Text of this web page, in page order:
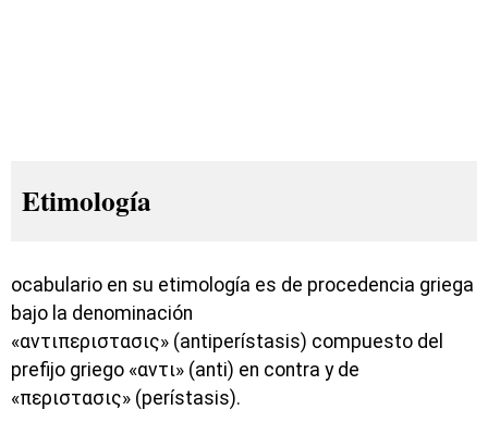
Etimología
ocabulario en su etimología es de procedencia griega
bajo la denominación
«αντιπεριστασις» (antiperístasis) compuesto del
prefijo griego «αντι» (anti) en contra y de
«περιστασις» (perístasis).